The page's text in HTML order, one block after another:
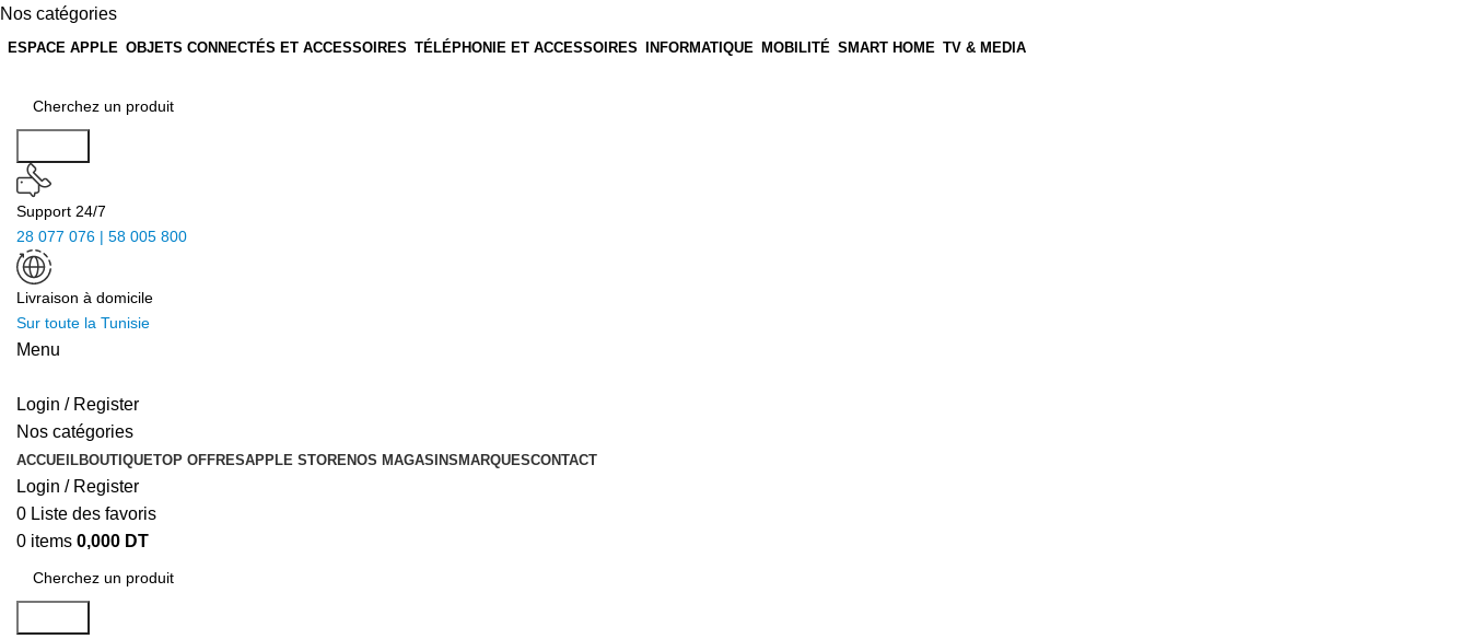
Nos catégories
ESPACE APPLE OBJETS CONNECTÉS ET ACCESSOIRES TÉLÉPHONIE ET ACCESSOIRES INFORMATIQUE MOBILITÉ SMART HOME TV & MEDIA
Support 24/7
28 077 076 | 58 005 800
Livraison à domicile
Sur toute la Tunisie
Menu
Login / Register
Nos catégories
ACCUEILBOUTIQUETOP OFFRESAPPLE STORENOS MAGASINSMARQUESCONTACT
Login / Register
0 Liste des favoris
0 items 0,000 DT